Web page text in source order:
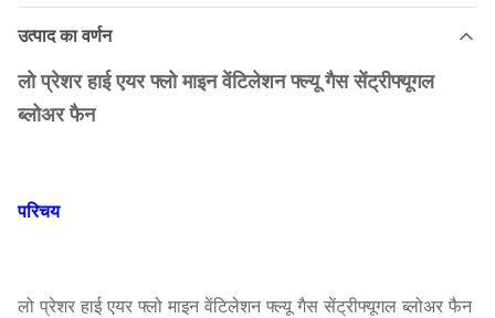
उत्पाद का वर्णन
लो प्रेशर हाई एयर फ्लो माइन वेंटिलेशन फ्ल्यू गैस सेंट्रीफ्यूगल
ब्लोअर फैन
परिचय
लो प्रेशर हाई एयर फ्लो माइन वेंटिलेशन फ्ल्यू गैस सेंट्रीफ्यूगल ब्लोअर फैन